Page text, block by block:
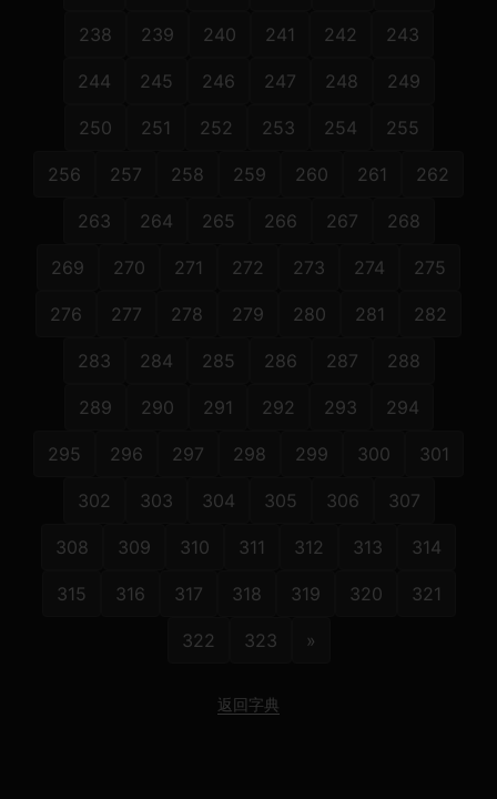
238 239 240 241 242 243
244 245 246 247 248 249
250 251 252 253 254 255
256 257 258 259 260 261 262
263 264 265 266 267 268
269 270 271 272 273 274 275
276 277 278 279 280 281 282
283 284 285 286 287 288
289 290 291 292 293 294
295 296 297 298 299 300 301
302 303 304 305 306 307
308 309 310 311 312 313 314
315 316 317 318 319 320 321
322 323 »
返回字典